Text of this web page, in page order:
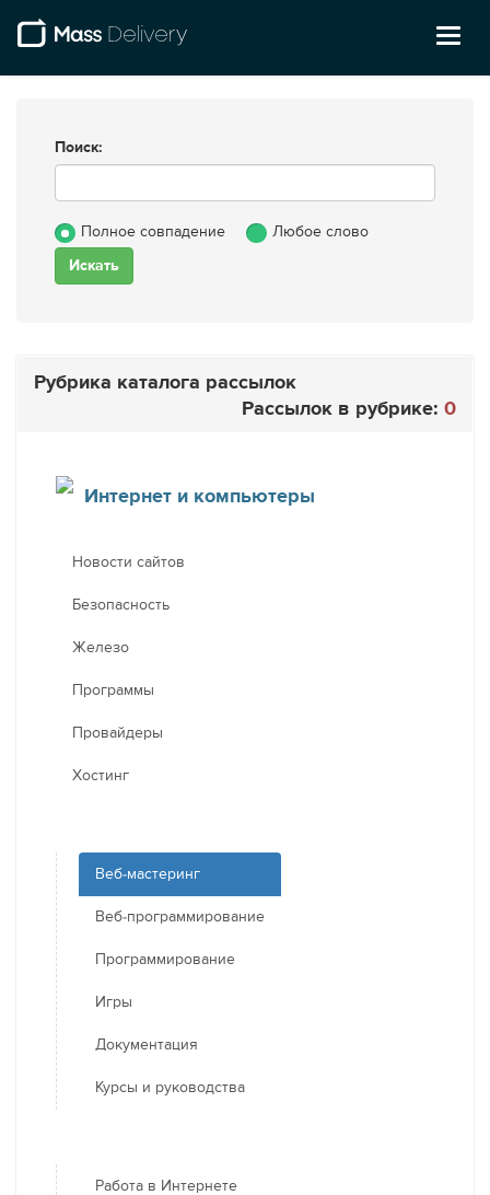
Поиск:
Полное совпадение Любое слово
Рубрика каталога рассылок
Рассылок в рубрике: 0
Интернет и компьютеры
Новости сайтов
Безопасность
Железо
Программы
Провайдеры
Хостинг
Веб-мастеринг
Веб-программирование
Программирование
Игры
Документация
Курсы и руководства
Работа в Интернете